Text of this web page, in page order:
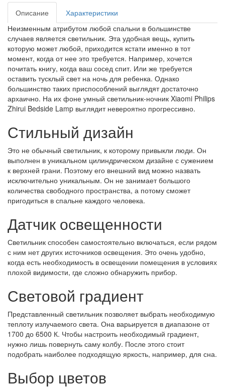
Описание
Характеристики
Неизменным атрибутом любой спальни в большинстве
случаев является светильник. Эта удобная вещь, купить
которую может любой, приходится кстати именно в тот
момент, когда от нее это требуется. Например, хочется
почитать книгу, когда ваш сосед спит. Или же требуется
оставить тусклый свет на ночь для ребенка. Однако
большинство таких приспособлений выглядят достаточно
архаично. На их фоне умный светильник-ночник Xiaomi Philips
Zhirui Bedside Lamp выглядит невероятно прогрессивно.
Стильный дизайн
Это не обычный светильник, к которому привыкли люди. Он
выполнен в уникальном цилиндрическом дизайне с сужением
к верхней грани. Поэтому его внешний вид можно назвать
исключительно уникальным. Он не занимает большого
количества свободного пространства, а потому сможет
пригодиться в спальне каждого человека.
Датчик освещенности
Светильник способен самостоятельно включаться, если рядом
с ним нет других источников освещения. Это очень удобно,
когда есть необходимость в освещении помещения в условиях
плохой видимости, где сложно обнаружить прибор.
Световой градиент
Представленный светильник позволяет выбрать необходимую
теплоту излучаемого света. Она варьируется в диапазоне от
1700 до 6500 К. Чтобы настроить необходимый градиент,
нужно лишь повернуть саму колбу. После этого стоит
подобрать наиболее подходящую яркость, например, для сна.
Выбор цветов